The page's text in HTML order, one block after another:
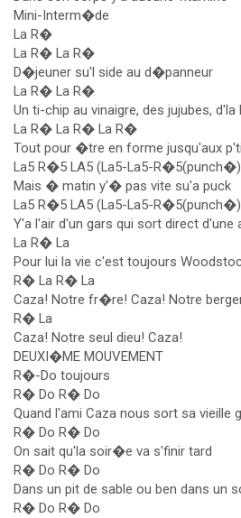
Mini-Interm�de
La R�
La R� La R�
D�jeuner su'l side au d�panneur
La R� La R�
Un ti-chip au vinaigre, des jujubes, d'la
La R� La R� La R�
Tout pour �tre en forme jusqu'aux
La5 R�5 LA5 (La5-La5-
Mais � matin y'� pas vite su'a puck
La5 R�5 LA5 (La5-La5-
Y'a l'air d'un gars qui sort direct
La R� La
Pour lui la vie c'est toujours
R� La R� La
Caza! Notre fr�re! Caza! Notre
R� La
Caza! Notre seul dieu! Caza!
DEUXI�ME MOUVEMENT
R�-Do toujours
R� Do R� Do
Quand l'ami Caza nous sort sa vieille
R� Do R� Do
On sait qu'la soir�e va s'finir tard
R� Do R� Do
Dans un pit de sable ou ben dans un
R� Do R� Do